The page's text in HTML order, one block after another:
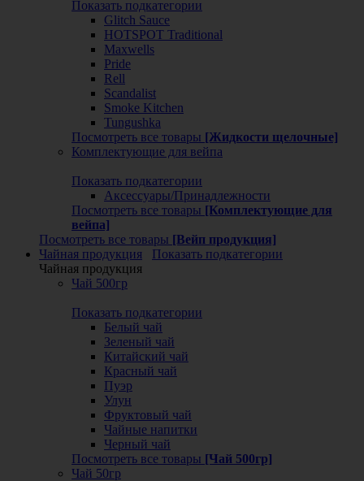
Показать подкатегории
Glitch Sauce
HOTSPOT Traditional
Maxwells
Pride
Rell
Scandalist
Smoke Kitchen
Tungushka
Посмотреть все товары [Жидкости щелочные]
Комплектующие для вейпа
Показать подкатегории
Аксессуары/Принадлежности
Посмотреть все товары [Комплектующие для
вейпа]
Посмотреть все товары [Вейп продукция]
Чайная продукция
Показать подкатегории
Чайная продукция
Чай 500гр
Показать подкатегории
Белый чай
Зеленый чай
Китайский чай
Красный чай
Пуэр
Улун
Фруктовый чай
Чайные напитки
Черный чай
Посмотреть все товары [Чай 500гр]
Чай 50гр